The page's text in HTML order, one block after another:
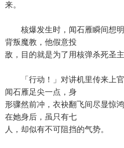
来。
核爆发生时，闻石雁瞬间想明
背叛魔教，他假意投
敌，目的就是为了用核弹杀死圣主
「行动！」对讲机里传来上官
闻石雁足尖一点，身
形骤然前冲，衣袂翻飞间尽显惊
在她身后，虽只有七
人，却似有不可阻挡的气势。